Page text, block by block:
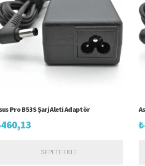
Pro B53S Şarj Aleti Adaptör
460,13
SEPETE EKLE
₺